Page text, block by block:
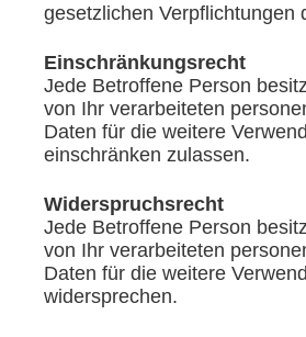
gesetzlichen Verpflichtungen
Einschränkungsrecht
Jede Betroffene Person
von Ihr verarbeiteten
Daten für die weitere
einschränken zulassen.
Widerspruchsrecht
Jede Betroffene Person
von Ihr verarbeiteten
Daten für die weitere
widersprechen.